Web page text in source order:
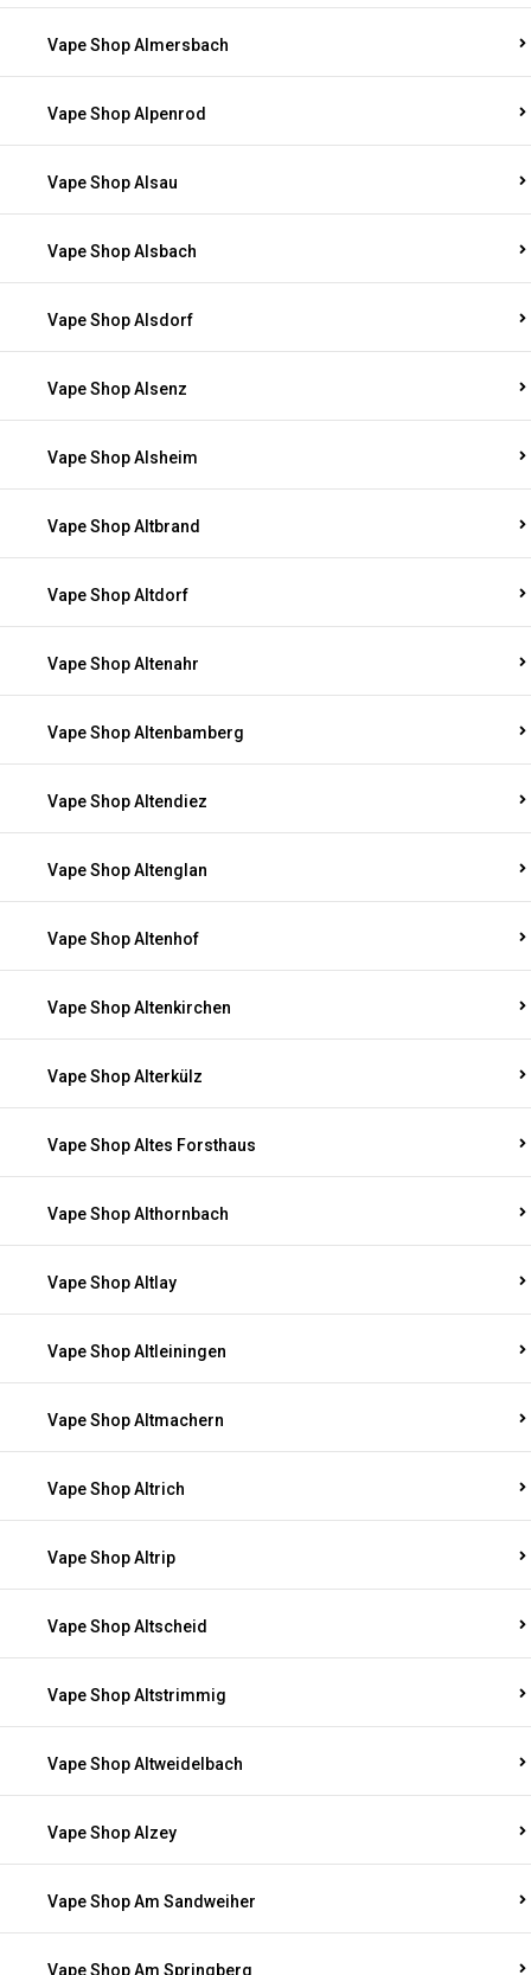
Vape Shop Almersbach
Vape Shop Alpenrod
Vape Shop Alsau
Vape Shop Alsbach
Vape Shop Alsdorf
Vape Shop Alsenz
Vape Shop Alsheim
Vape Shop Altbrand
Vape Shop Altdorf
Vape Shop Altenahr
Vape Shop Altenbamberg
Vape Shop Altendiez
Vape Shop Altenglan
Vape Shop Altenhof
Vape Shop Altenkirchen
Vape Shop Alterkülz
Vape Shop Altes Forsthaus
Vape Shop Althornbach
Vape Shop Altlay
Vape Shop Altleiningen
Vape Shop Altmachern
Vape Shop Altrich
Vape Shop Altrip
Vape Shop Altscheid
Vape Shop Altstrimmig
Vape Shop Altweidelbach
Vape Shop Alzey
Vape Shop Am Sandweiher
Vape Shop Am Springberg